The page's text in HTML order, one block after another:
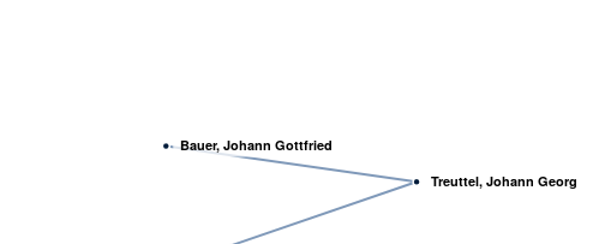
Bauer, Johann Gottfried
Treuttel, Johann Georg